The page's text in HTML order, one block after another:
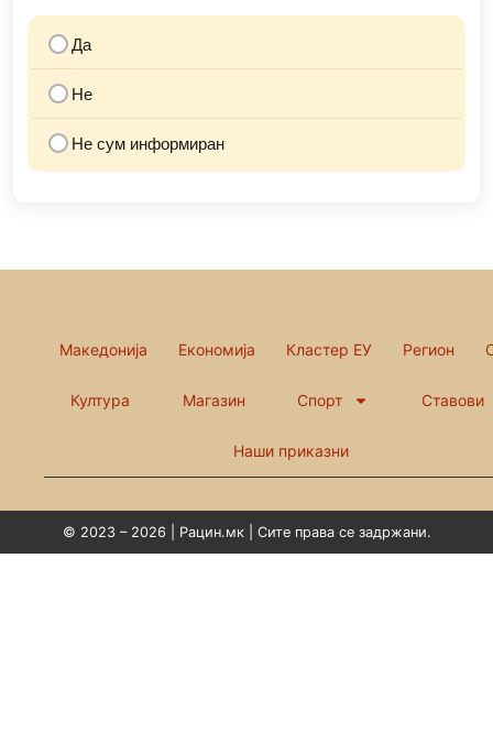
Да
Не
Не сум информиран
Македонија Економија Кластер ЕУ Регион
Култура Магазин Спорт Ставови
Наши приказни
© 2023 – 2026 | Рацин.мк | Сите права се задржани.